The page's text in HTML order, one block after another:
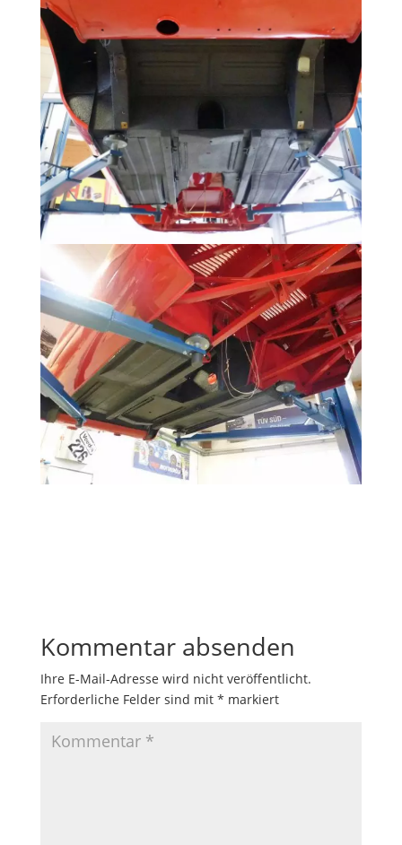
Kommentar absenden
Ihre E-Mail-Adresse wird nicht veröffentlicht.
Erforderliche Felder sind mit * markiert